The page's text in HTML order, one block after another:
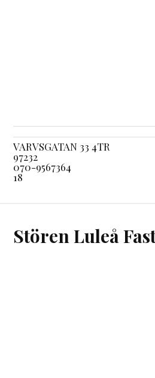
VARVSGATAN 33 4TR
97232
070-9567364
18
Stören Luleå